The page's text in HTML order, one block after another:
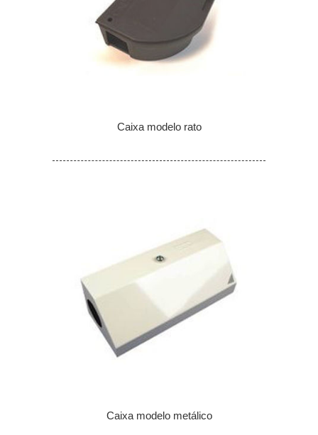
Caixa modelo rato
Caixa modelo metálico